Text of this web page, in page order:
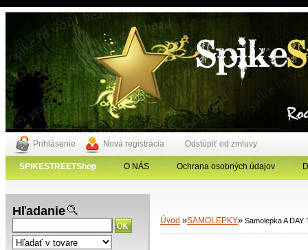
Prihlásenie Nová registrácia Odstúpiť od zmluvy
SPIKESTREETShop O NÁS Ochrana osobných údajov
Hľadanie
Úvod »SAMOLEPKY» Samolepka A